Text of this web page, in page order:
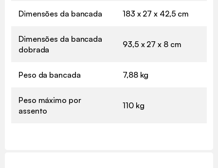
Dimensões da bancada 183 x 27 x 42,5 cm
Dimensões da bancada
dobrada
93,5 x 27 x 8 cm
Peso da bancada 7,88 kg
Peso máximo por
assento
110 kg